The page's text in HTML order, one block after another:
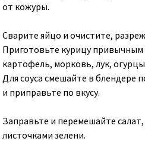
от кожуры.
Сварите яйцо и очистите,
Приготовьте курицу
картофель, морковь, лук,
Для соуса смешайте в блендере
и приправьте по вкусу.
Заправьте и перемешайте
листочками зелени.